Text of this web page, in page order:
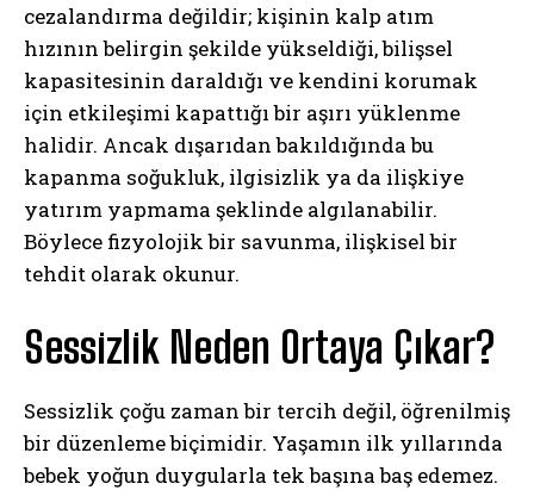
cezalandırma değildir; kişinin kalp atım
hızının belirgin şekilde yükseldiği, bilişsel
kapasitesinin daraldığı ve kendini korumak
için etkileşimi kapattığı bir aşırı yüklenme
halidir. Ancak dışarıdan bakıldığında bu
kapanma soğukluk, ilgisizlik ya da ilişkiye
yatırım yapmama şeklinde algılanabilir.
Böylece fizyolojik bir savunma, ilişkisel bir
tehdit olarak okunur.
Sessizlik Neden Ortaya Çıkar?
Sessizlik çoğu zaman bir tercih değil, öğrenilmiş
bir düzenleme biçimidir. Yaşamın ilk yıllarında
bebek yoğun duygularla tek başına baş edemez.